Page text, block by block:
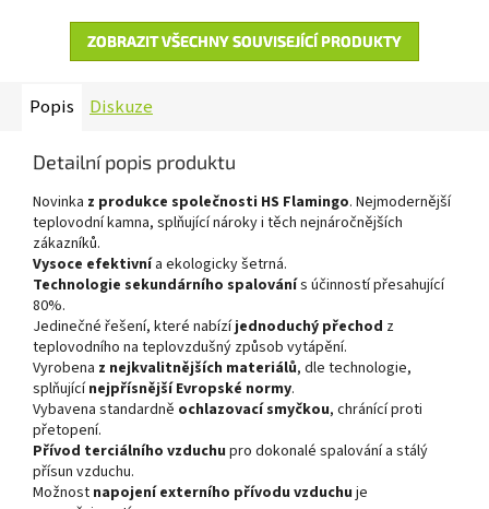
ZOBRAZIT VŠECHNY SOUVISEJÍCÍ PRODUKTY
Popis Diskuze
Detailní popis produktu
Novinka z produkce společnosti HS Flamingo. Nejmodernější
teplovodní kamna, splňující nároky i těch nejnáročnějších
zákazníků.
Vysoce efektivnía ekologicky šetrná.
Technologie sekundárního spalovánís účinností přesahující
80%.
Jedinečné řešení, které nabízíjednoduchý přechod z
teplovodního na teplovzdušný způsob vytápění.
Vyrobena z nejkvalitnějších materiálů, dle technologie,
splňujícínejpřísnější Evropské normy.
Vybavena standardně ochlazovací smyčkou, chránící proti
přetopení.
Přívod terciálního vzduchu pro dokonalé spalování a stálý
přísun vzduchu.
Možnost napojení externího přívodu vzduchu je